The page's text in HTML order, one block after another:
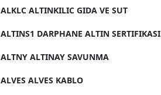
ALKLC ALTINKILIC GIDA VE SUT
ALTINS1 DARPHANE ALTIN SERTIFIKASI
ALTNY ALTINAY SAVUNMA
ALVES ALVES KABLO